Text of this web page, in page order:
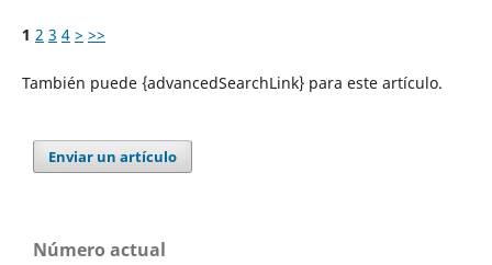
1 2 3 4 > >>
También puede {advancedSearchLink} para este artículo.
Enviar un artículo
Número actual